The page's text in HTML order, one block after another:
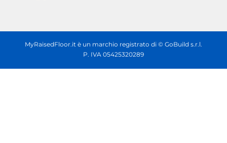
MyRaisedFloor.it è un marchio registrato di © GoBuild s.r.l.
P. IVA 05425320289